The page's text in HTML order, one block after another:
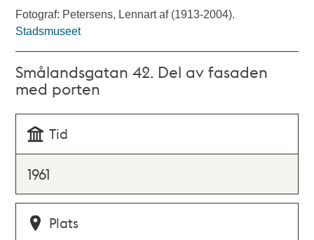
Fotograf: Petersens, Lennart af (1913-2004).
Stadsmuseet
Smålandsgatan 42. Del av fasaden
med porten
Tid
1961
Plats